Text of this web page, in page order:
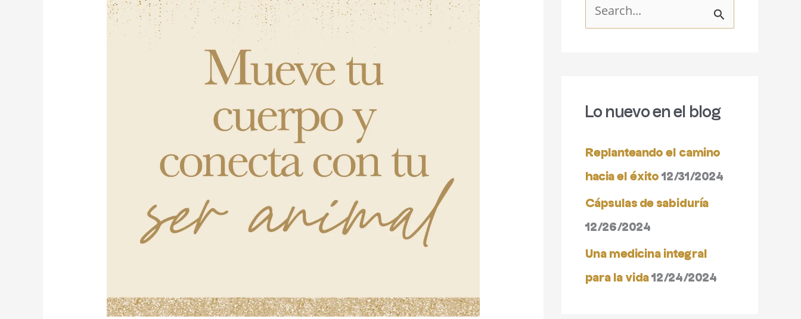
r
:
Lo nuevo en el blog
Replanteando el camino
hacia el éxito 12/31/2024
Cápsulas de sabiduría
12/26/2024
Una medicina integral
para la vida 12/24/2024